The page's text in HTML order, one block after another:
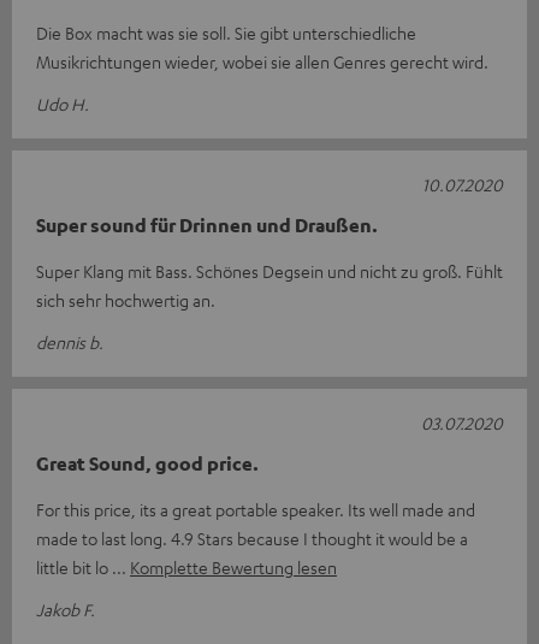
Die Box macht was sie soll. Sie gibt unterschiedliche
Musikrichtungen wieder, wobei sie allen Genres gerecht wird.
Udo H.
Super sound für Drinnen und Draußen.
Super Klang mit Bass. Schönes Degsein und nicht zu groß. Fühlt
sich sehr hochwertig an.
dennis b.
10.07.2020
Great Sound, good price.
For this price, its a great portable speaker. Its well made and
made to last long. 4.9 Stars because I thought it would be a
little bit lo
Komplette Bewertung lesen
Jakob F.
03.07.2020